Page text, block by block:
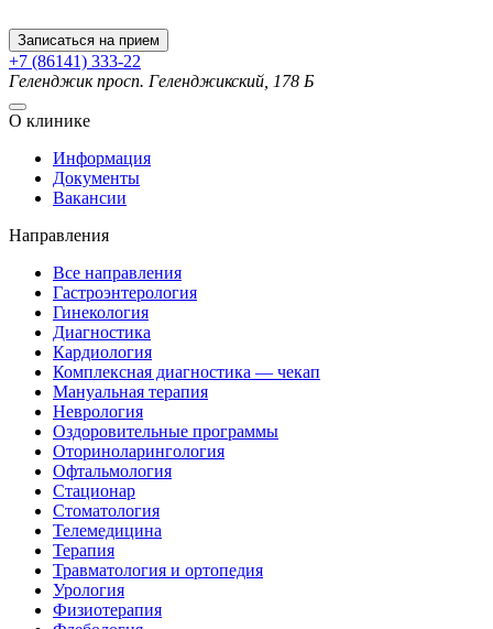
Записаться на прием
+7 (86141) 333-22
Геленджикпросп. Геленджикский, 178 Б
О клинике
Информация
Документы
Вакансии
Направления
Все направления
Гастроэнтерология
Гинекология
Диагностика
Кардиология
Комплексная диагностика — чекап
Мануальная терапия
Неврология
Оздоровительные программы
Оториноларингология
Офтальмология
Стационар
Стоматология
Телемедицина
Терапия
Травматология и ортопедия
Урология
Физиотерапия